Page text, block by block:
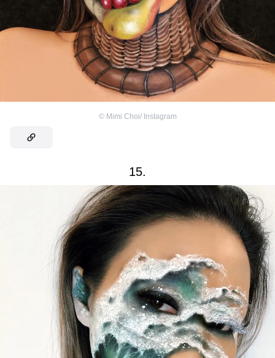
© Mimi Choi/ Instagram
15.